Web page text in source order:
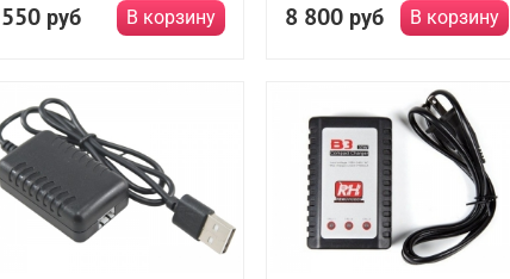
550 руб В корзину 8 800 руб В корзину